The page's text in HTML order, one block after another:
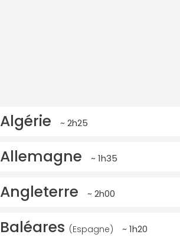
Algérie ~ 2h25
Allemagne ~ 1h35
Angleterre ~ 2h00
Baléares (Espagne) ~ 1h20